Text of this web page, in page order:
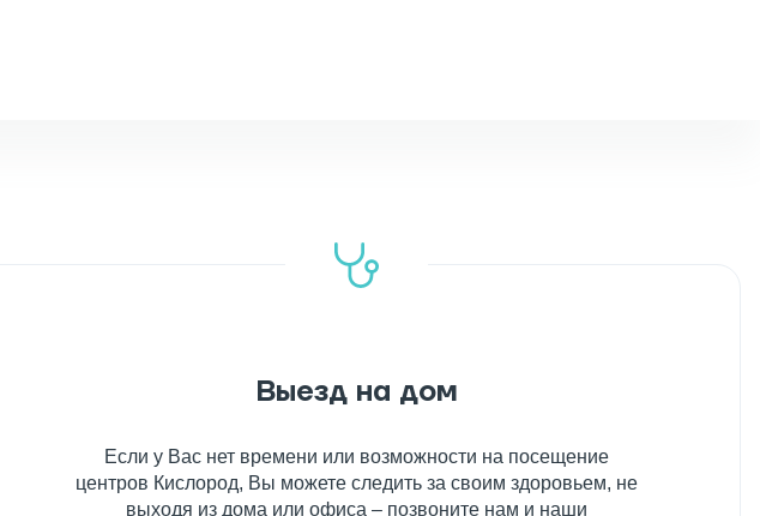
Выезд на дом
Если у Вас нет времени или возможности на посещение
центров Кислород, Вы можете следить за своим здоровьем, не
выходя из дома или офиса – позвоните нам и наши